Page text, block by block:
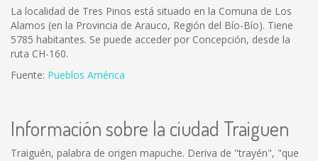
La localidad de Tres Pinos está situado en la Comuna de Los
Alamos (en la Provincia de Arauco, Región del Bío-Bío). Tiene
5785 habitantes. Se puede acceder por Concepción, desde la
ruta CH-160.
Fuente: Pueblos América
Información sobre la ciudad Traiguen
Traiguén, palabra de origen mapuche. Deriva de "trayén", "que